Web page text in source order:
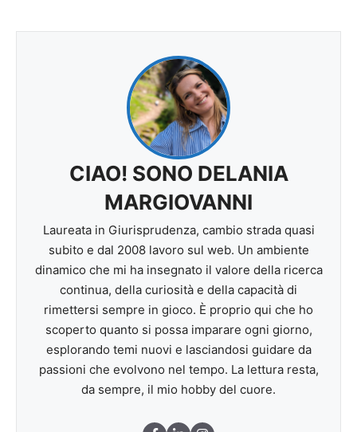
CIAO! SONO DELANIA
MARGIOVANNI
Laureata in Giurisprudenza, cambio strada quasi
subito e dal 2008 lavoro sul web. Un ambiente
dinamico che mi ha insegnato il valore della ricerca
continua, della curiosità e della capacità di
rimettersi sempre in gioco. È proprio qui che ho
scoperto quanto si possa imparare ogni giorno,
esplorando temi nuovi e lasciandosi guidare da
passioni che evolvono nel tempo. La lettura resta,
da sempre, il mio hobby del cuore.